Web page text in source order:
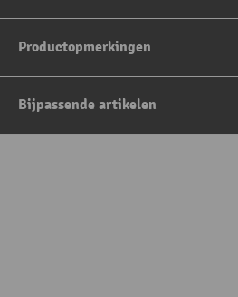
Productopmerkingen
Bijpassende artikelen